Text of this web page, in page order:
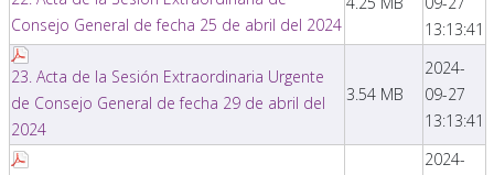
Consejo General de fecha 25 de abril del 2024
13:13:41
23. Acta de la Sesión Extraordinaria Urgente
de Consejo General de fecha 29 de abril del
2024
3.54 MB
2024-
09-27
13:13:41
2024-